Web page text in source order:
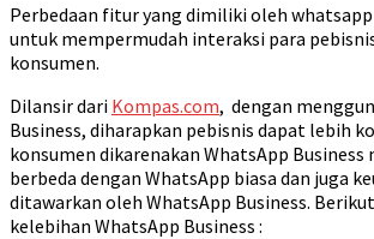
Perbedaan fitur yang dimiliki oleh
untuk mempermudah interaksi para
konsumen.
Dilansir dari Kompas.com, dengan
Business, diharapkan pebisnis dapat lebih
konsumen dikarenakan WhatsApp
berbeda dengan WhatsApp biasa dan juga
ditawarkan oleh WhatsApp Business.
kelebihan WhatsApp Business :